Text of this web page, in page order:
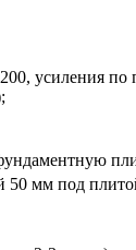
усиления по
мм под